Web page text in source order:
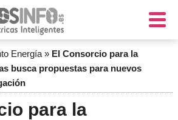
Energía» El Consorcio para la
busca propuestas para nuevos
para la